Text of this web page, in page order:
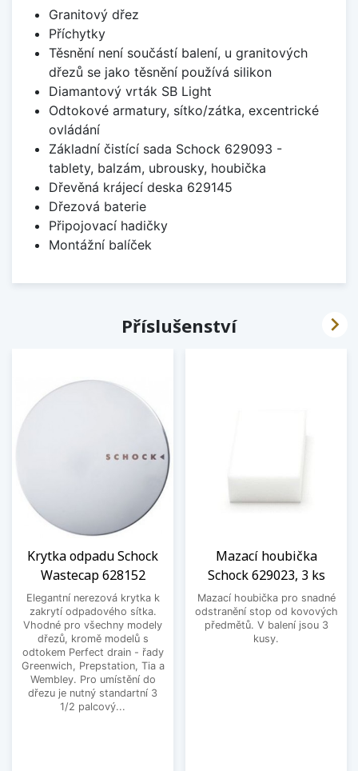
Granitový dřez
Příchytky
Těsnění není součástí balení, u granitových
dřezů se jako těsnění používá silikon
Diamantový vrták SB Light
Odtokové armatury, sítko/zátka, excentrické
ovládání
Základní čistící sada Schock 629093 -
tablety, balzám, ubrousky, houbička
Dřevěná krájecí deska 629145
Dřezová baterie
Připojovací hadičky
Montážní balíček
Příslušenství
Krytka odpadu Schock
Wastecap 628152
Elegantní nerezová krytka k
zakrytí odpadového sítka.
Vhodné pro všechny modely
dřezů, kromě modelů s
odtokem Perfect drain - řady
Greenwich, Prepstation, Tia a
Wembley. Pro umístění do
dřezu je nutný standartní 3
1/2 palcový...
Mazací houbička
Schock 629023, 3 ks
Mazací houbička pro snadné
odstranění stop od kovových
předmětů. V balení jsou 3
kusy.
